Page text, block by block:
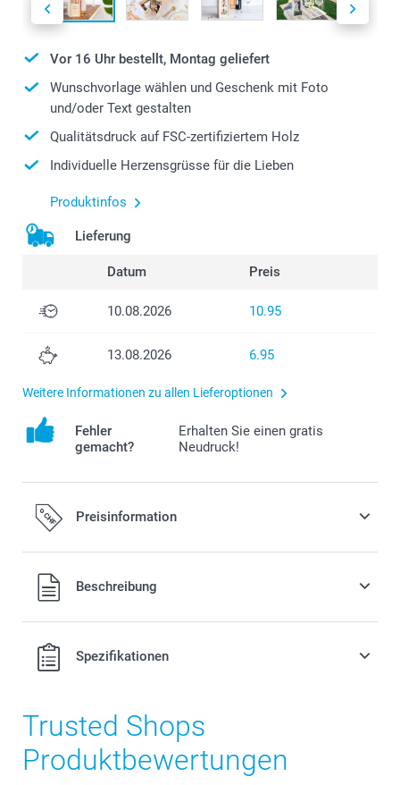
Vor 16 Uhr bestellt, Montag geliefert
Wunschvorlage wählen und Geschenk mit Foto
und/oder Text gestalten
Qualitätsdruck auf FSC-zertifiziertem Holz
Individuelle Herzensgrüsse für die Lieben
Produktinfos
Lieferung
Datum Preis
10.08.2026 10.95
13.08.2026 6.95
Weitere Informationen zu allen Lieferoptionen
Fehler
gemacht?
Erhalten Sie einen gratis
Neudruck!
Preisinformation
Alle Preise verstehen sich in Schweizer Franken (CHF) inkl.
MwSt. und zzgl. Versandkosten.
Beschreibung
Spezifikationen
Trusted Shops
Produktbewertungen